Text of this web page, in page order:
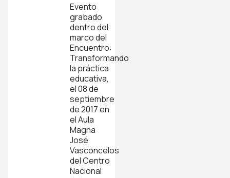
Evento
grabado
dentro del
marco del
Encuentro:
Transformando
la práctica
educativa,
el 08 de
septiembre
de 2017 en
el Aula
Magna
José
Vasconcelos
del Centro
Nacional